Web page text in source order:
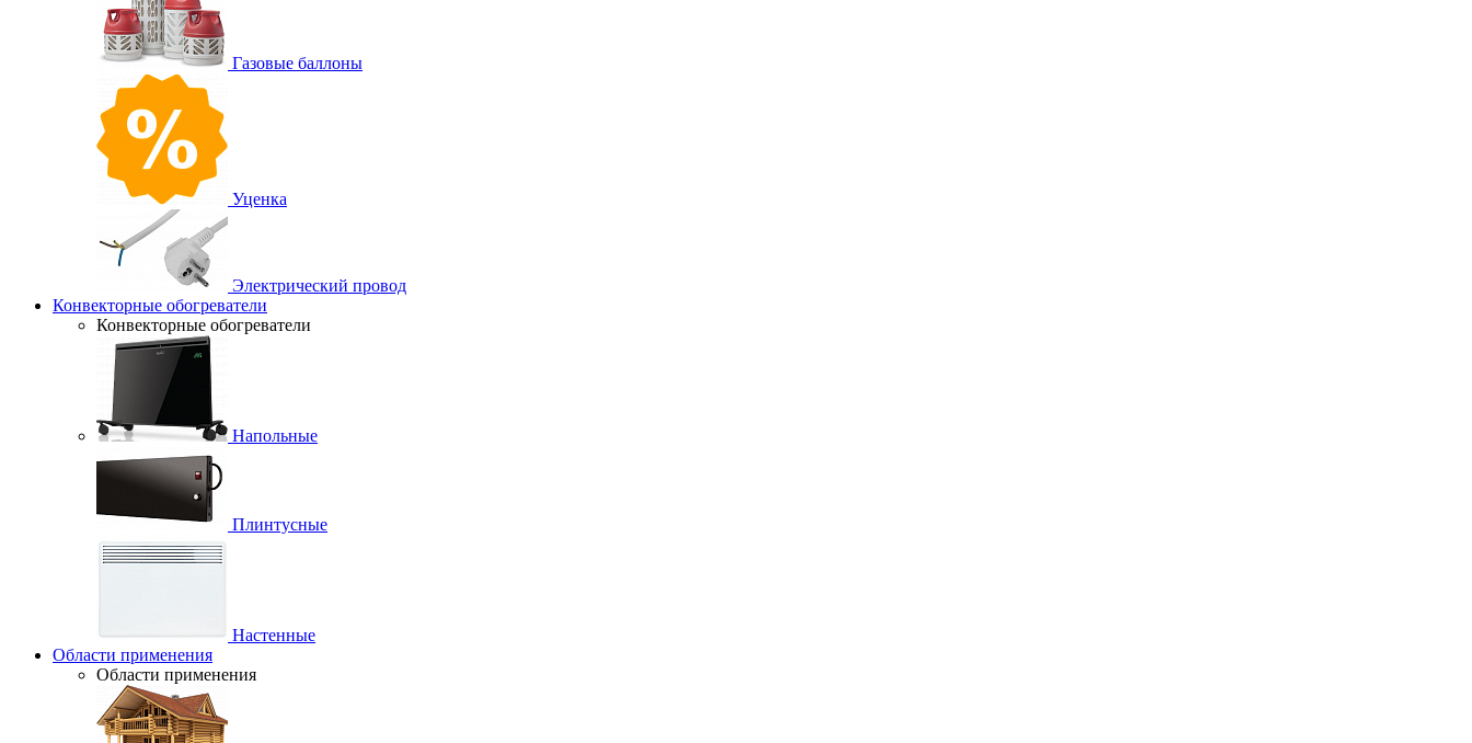
Газовые баллоны
Уценка
Электрический провод
Конвекторные обогреватели
Конвекторные обогреватели
Напольные
Плинтусные
Настенные
Области применения
Области применения